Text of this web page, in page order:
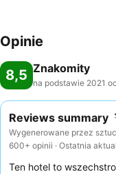
Opinie
8,5 Znakomity
na podstawie 2021
Reviews summary
Wygenerowane przez
600+ opinii · Ostatnia
Ten hotel to